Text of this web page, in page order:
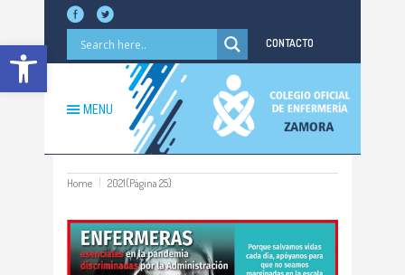
Abrir barra de herramientas CONTACTO
MENU
Home 2021(Página 25)